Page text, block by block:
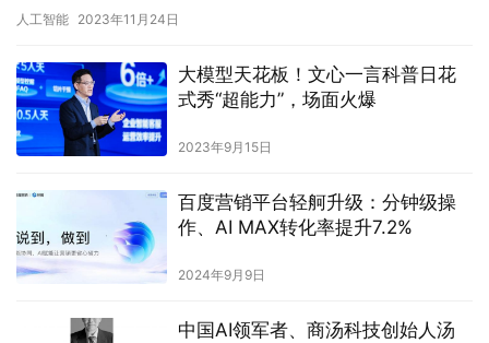
人工智能 2023年11月24日
大模型天花板！文心一言科普日花
式秀“超能力”，场面火爆
2023年9月15日
百度营销平台轻舸升级：分钟级操
作、AI MAX转化率提升7.2%
2024年9月9日
中国AI领军者、商汤科技创始人汤